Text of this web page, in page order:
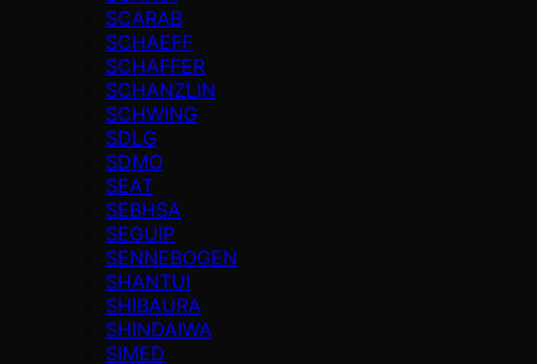
SCARAB
SCHAEFF
SCHAFFER
SCHANZLIN
SCHWING
SDLG
SDMO
SEAT
SEBHSA
SEGUIP
SENNEBOGEN
SHANTUI
SHIBAURA
SHINDAIWA
SIMED